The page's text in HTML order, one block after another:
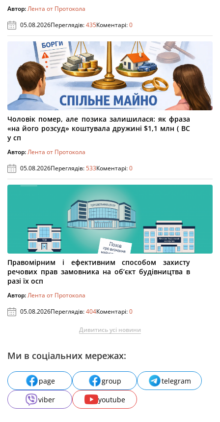
Автор:Лента от Протокола
05.08.2026Переглядів:435Коментарі:0
Чоловік помер, але позика залишилася: як фраза
«на його розсуд» коштувала дружині $1,1 млн ( ВС
у сп
Автор:Лента от Протокола
05.08.2026Переглядів:533Коментарі:0
Правомірним і ефективним способом захисту
речових прав замовника на об’єкт будівництва в
разі їх осп
Автор:Лента от Протокола
05.08.2026Переглядів:404Коментарі:0
Дивитись усі новини
Ми в соціальних мережах:
page group
telegram
viber
youtube